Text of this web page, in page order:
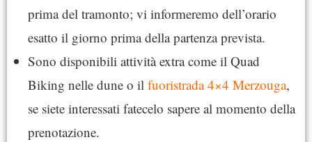
prima del tramonto; vi informeremo dell’orario
esatto il giorno prima della partenza prevista.
Sono disponibili attività extra come il Quad
Biking nelle dune o il fuoristrada 4×4 Merzouga,
se siete interessati fatecelo sapere al momento della
prenotazione.